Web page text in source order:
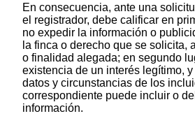
En consecuencia, ante una
el registrador, debe calificar en
no expedir la información o
la finca o derecho que se solicita,
o finalidad alegada; en segundo
existencia de un interés legítimo,
datos y circunstancias de los
correspondiente puede incluir o
información.